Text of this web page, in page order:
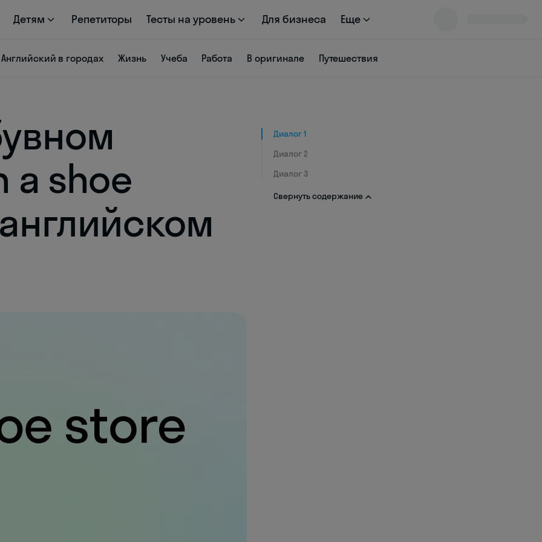
Детям Репетиторы Тесты на уровень Для бизнеса Еще
Английский в городах Жизнь Учеба Работа В оригинале Путешествия
a shoe
Диалог 1
Диалог 2
Диалог 3
Свернуть содержание